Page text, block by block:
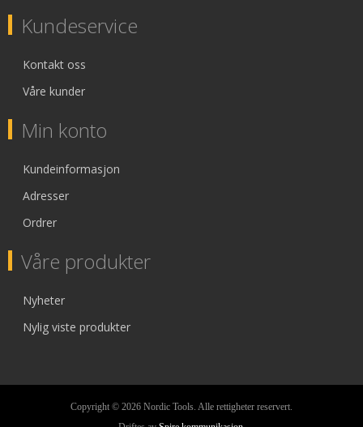
Kundeservice
Kontakt oss
Våre kunder
Min konto
Kundeinformasjon
Adresser
Ordrer
Våre produkter
Nyheter
Nylig viste produkter
Copyright © 2026 Nordic Tools. Alle rettigheter reservert.